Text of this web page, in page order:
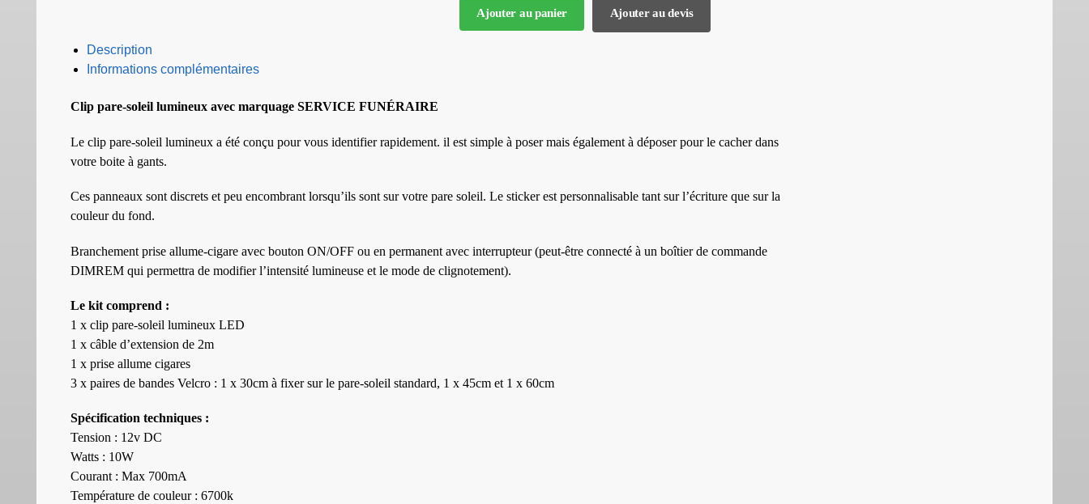
Ajouter au panier Ajouter au devis
Description
Informations complémentaires
Clip pare-soleil lumineux avec marquage SERVICE FUNÉRAIRE
Le clip pare-soleil lumineux a été conçu pour vous identifier rapidement. il est simple à poser mais également à déposer pour le cacher dans
votre boite à gants.
Ces panneaux sont discrets et peu encombrant lorsqu’ils sont sur votre pare soleil. Le sticker est personnalisable tant sur l’écriture que sur la
couleur du fond.
Branchement prise allume-cigare avec bouton ON/OFF ou en permanent avec interrupteur (peut-être connecté à un boîtier de commande
DIMREM qui permettra de modifier l’intensité lumineuse et le mode de clignotement).
Le kit comprend :
1 x clip pare-soleil lumineux LED
1 x câble d’extension de 2m
1 x prise allume cigares
3 x paires de bandes Velcro : 1 x 30cm à fixer sur le pare-soleil standard, 1 x 45cm et 1 x 60cm
Spécification techniques :
Tension : 12v DC
Watts : 10W
Courant : Max 700mA
Température de couleur : 6700k